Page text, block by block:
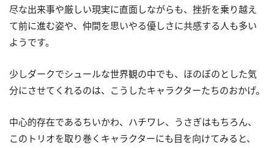
尽な出来事や厳しい現実に直面しながらも、挫折を乗り越え
て前に進む姿や、仲間を思いやる優しさに共感する人も多い
ようです。
少しダークでシュールな世界観の中でも、ほのぼのとした気
分にさせてくれるのは、こうしたキャラクターたちのおかげ。
中心的存在であるちいかわ、ハチワレ、うさぎはもちろん、
このトリオを取り巻くキャラクターにも目を向けてみると、